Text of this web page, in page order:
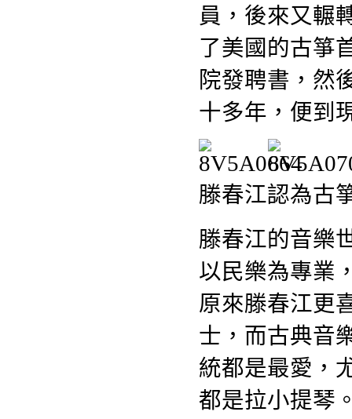
員，後來又輾
了美國的古箏
院發聘書，然
十多年，便到
滕春江認為古
滕春江的音樂
以民樂為專業
原來滕春江更
士，而古典音
統都是最愛，
都是拉小提琴